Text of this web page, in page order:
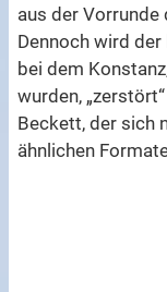
aus der Vorrunde
Dennoch wird
bei dem
wurden,
Beckett, der sich
ähnlichen